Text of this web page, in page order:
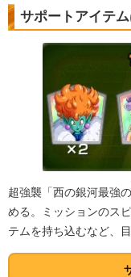
サポートアイテ
超強襲「西の銀河最強
める。ミッションのス
テムを持ち込むなど、